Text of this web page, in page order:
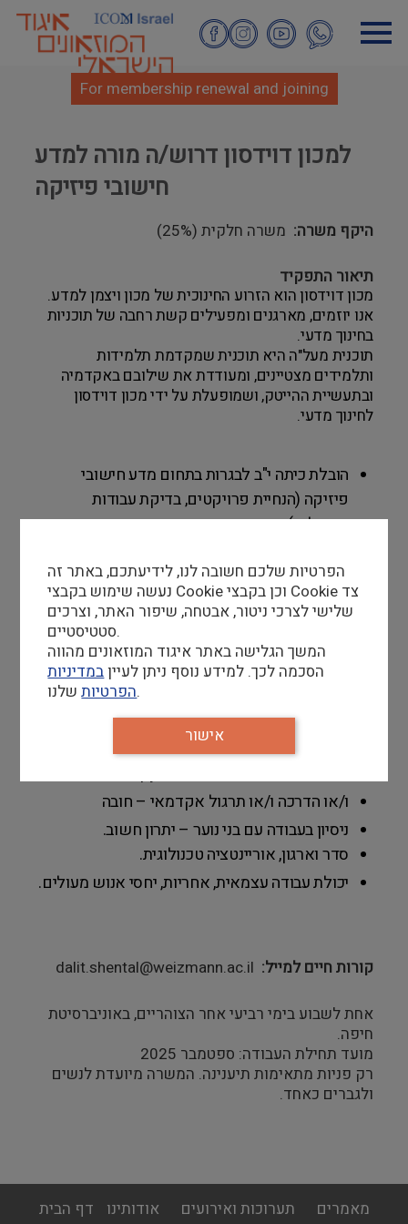
Skip
For membership renewal and joining
למכון דוידסון דרוש/ה מורה למדע
חישובי פיזיקה
היקף משרה משרה חלקית (25%)
תיאור התפקיד
מכון דוידסון הוא הזרוע החינוכית של מכון ויצמן למדע.
אנו יוזמים, מארגנים ומפעילים קשת רחבה של תוכניות
בחינוך מדעי.
תוכנית מעל"ה היא תוכנית שמקדמת תלמידות
ותלמידים מצטיינים, ומעודדת את שילובם באקדמיה
ובתעשיית ההייטק, ושמופעלת על ידי מכון דוידסון
לחינוך מדעי.
הובלת כיתה י"ב לבגרות בתחום מדע חישובי
פיזיקה (הנחיית פרויקטים, בדיקת עבודות
ותרגילים).
תואר שני ומעלה בתחום מדעי המחשב או פיזיקה
ידע נרחב ברשתות נוירונים ולמידה חישובית –
ו/או הדרכה ו/או תרגול אקדמאי – חובה
ניסיון בעבודה עם בני נוער – יתרון חשוב.
סדר וארגון, אוריינטציה טכנולוגית.
יכולת עבודה עצמאית, אחריות, יחסי אנוש מעולים.
קורות חיים למייל dalit.shental@weizmann.ac.il
אחת לשבוע בימי רביעי אחר הצוהריים, באוניברסיטת
חיפה.
מועד תחילת העבודה: ספטמבר 2025
רק פניות מתאימות תיענינה. המשרה מיועדת לנשים
ולגברים כאחד.
footer
דף הבית אודותינו תערוכות ואירועים
מאמרים
הפרטיות שלכם חשובה לנו, לידיעתכם, באתר זה
נעשה שימוש בקבצי Cookie וכן בקבצי Cookie צד
שלישי לצרכי ניטור, אבטחה, שיפור האתר, וצרכים
סטטיסטיים.
המשך הגלישה באתר איגוד המוזאונים מהווה
הסכמה לכך. למידע נוסף ניתן לעייןבמדיניות
הפרטיותשלנו.
אישור